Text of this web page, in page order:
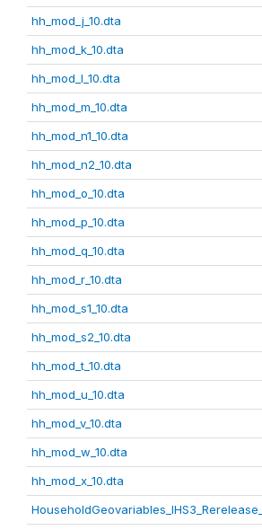
hh_mod_j_10.dta
hh_mod_k_10.dta
hh_mod_l_10.dta
hh_mod_m_10.dta
hh_mod_n1_10.dta
hh_mod_n2_10.dta
hh_mod_o_10.dta
hh_mod_p_10.dta
hh_mod_q_10.dta
hh_mod_r_10.dta
hh_mod_s1_10.dta
hh_mod_s2_10.dta
hh_mod_t_10.dta
hh_mod_u_10.dta
hh_mod_v_10.dta
hh_mod_w_10.dta
hh_mod_x_10.dta